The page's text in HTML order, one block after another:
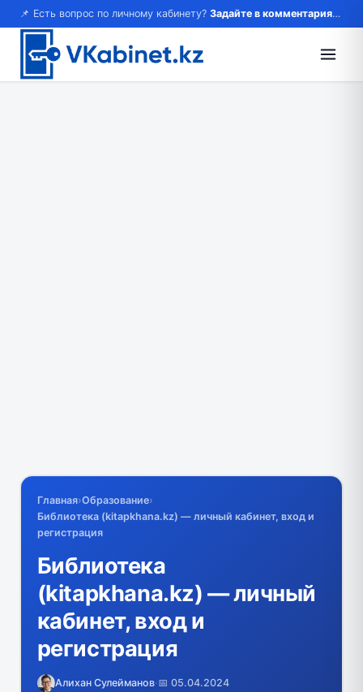
📌 Есть вопрос по личному кабинету? Задайте в комментариях — ответим!
Главная›Образование›
Библиотека (kitapkhana.kz) — личный кабинет, вход и
регистрация
Библиотека
(kitapkhana.kz) — личный
кабинет, вход и
регистрация
Алихан Сулейманов·📅 05.04.2024